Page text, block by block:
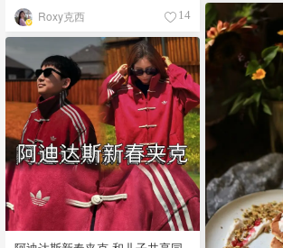
Roxy克西 14